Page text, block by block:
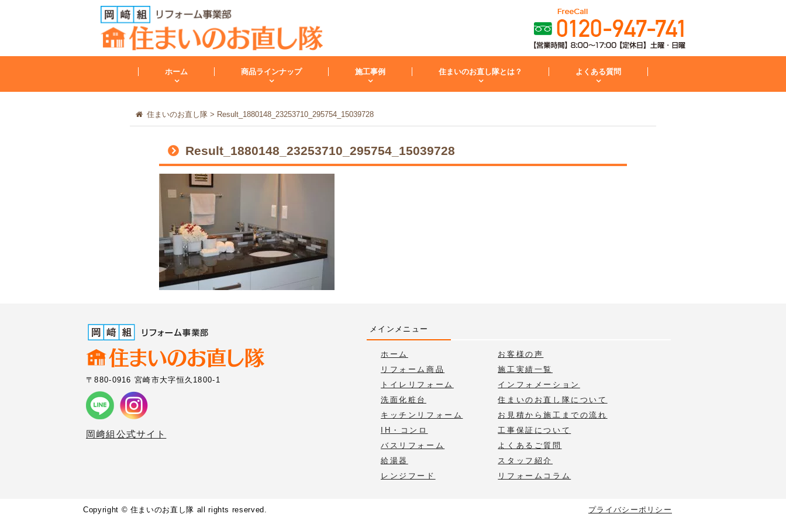
ホーム 商品ラインナップ
トイレリフォーム 洗面台 レンジフード IH・コンロ
給湯器 キッチンリフォーム
施工事例
トイレ キッチン バスルーム 洗面化粧台 コンロ
その他
住まいのお直し隊とは？
会社案内 スタッフ紹介 お客様の声 お見積から施工までの流れ
工事保証について リフォームコラム
よくある質問
住まいのお直し隊> Result_1880148_23253710_295754_15039728
Result_1880148_23253710_295754_15039728
〒880-0916 宮崎市大字恒久1800-1
岡﨑組公式サイト
メインメニュー
ホーム
リフォーム商品
トイレリフォーム
洗面化粧台
キッチンリフォーム
IH・コンロ
バスリフォーム
給湯器
レンジフード
お客様の声
施工実績一覧
インフォメーション
住まいのお直し隊について
お見積から施工までの流れ
工事保証について
よくあるご質問
スタッフ紹介
リフォームコラム
Copyright © 住まいのお直し隊 all rights reserved. プライバシーポリシー